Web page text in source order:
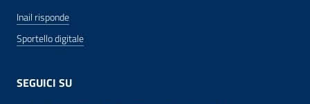
Inail risponde
Sportello digitale
SEGUICI SU